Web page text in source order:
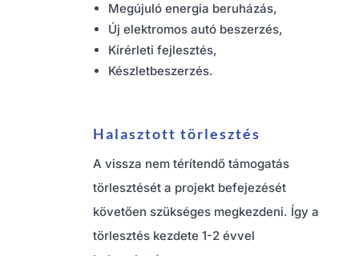
Megújuló energia beruházás,
Új elektromos autó beszerzés,
Kírérleti fejlesztés,
Készletbeszerzés.
Halasztott törlesztés
A vissza nem térítendő támogatás
törlesztését a projekt befejezését
követően szükséges megkezdeni. Így a
törlesztés kezdete 1-2 évvel